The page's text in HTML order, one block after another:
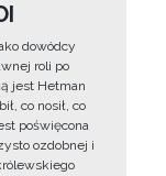
dowódcy
roli po
jest Hetman
co nosił, co
poświęcona
ozdobnej i